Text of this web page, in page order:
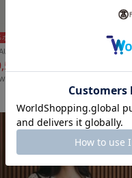
ポイントバック
UNIT…